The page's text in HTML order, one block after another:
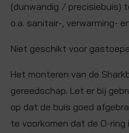
(dunwandig / precisiebuis)
o.a. sanitair-, verwarming-
Niet geschikt voor
Het monteren van de
gereedschap. Let er bij
op dat de buis goed
te voorkomen dat de O-